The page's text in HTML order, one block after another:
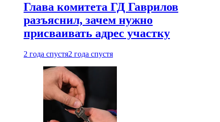
Глава комитета ГД Гаврилов
разъяснил, зачем нужно
присваивать адрес участку
2 года спустя2 года спустя